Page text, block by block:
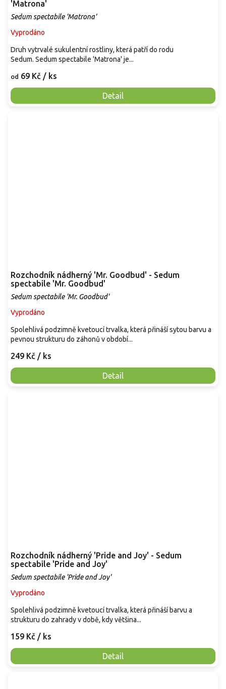
'Matrona'
Sedum spectabile 'Matrona'
Vyprodáno
od 69 Kč / ks
Detail
Druh vytrvalé sukulentní rostliny, která patří do rodu
Sedum. Sedum spectabile 'Matrona' je...
Rozchodník nádherný 'Mr. Goodbud' - Sedum
spectabile 'Mr. Goodbud'
Sedum spectabile 'Mr. Goodbud'
Vyprodáno
249 Kč / ks
Detail
Spolehlivá podzimně kvetoucí trvalka, která přináší sytou barvu a
pevnou strukturu do záhonů v období...
Rozchodník nádherný 'Pride and Joy' - Sedum
spectabile 'Pride and Joy'
Sedum spectabile 'Pride and Joy'
Vyprodáno
159 Kč / ks
Detail
Spolehlivá podzimně kvetoucí trvalka, která přináší barvu a
strukturu do zahrady v době, kdy většina...